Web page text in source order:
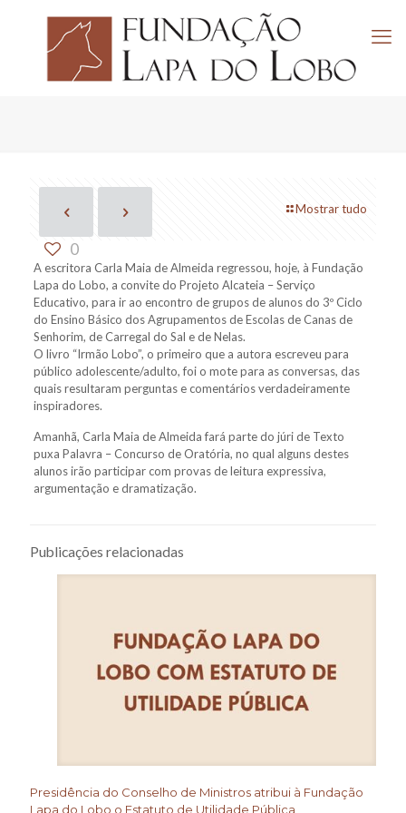
Mostrar tudo
0
A escritora Carla Maia de Almeida regressou, hoje, à Fundação
Lapa do Lobo, a convite do Projeto Alcateia – Serviço
Educativo, para ir ao encontro de grupos de alunos do 3º Ciclo
do Ensino Básico dos Agrupamentos de Escolas de Canas de
Senhorim, de Carregal do Sal e de Nelas.
O livro “Irmão Lobo”, o primeiro que a autora escreveu para
público adolescente/adulto, foi o mote para as conversas, das
quais resultaram perguntas e comentários verdadeiramente
inspiradores.
Amanhã, Carla Maia de Almeida fará parte do júri de Texto
puxa Palavra – Concurso de Oratória, no qual alguns destes
alunos irão participar com provas de leitura expressiva,
argumentação e dramatização.
Publicações relacionadas
Presidência do Conselho de Ministros atribui à Fundação
Lapa do Lobo o Estatuto de Utilidade Pública